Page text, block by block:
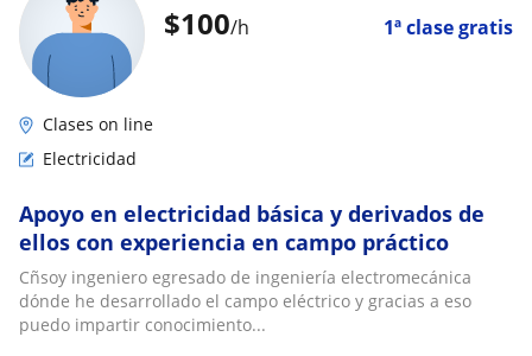
$100/h 1ª clase gratis
Clases on line
Electricidad
Apoyo en electricidad básica y derivados de
ellos con experiencia en campo práctico
Cñsoy ingeniero egresado de ingeniería electromecánica
dónde he desarrollado el campo eléctrico y gracias a eso
puedo impartir conocimiento...